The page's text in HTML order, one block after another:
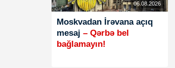
06.08.2026
Moskvadan İrəvana açıq
mesaj – Qərbə bel
bağlamayın!